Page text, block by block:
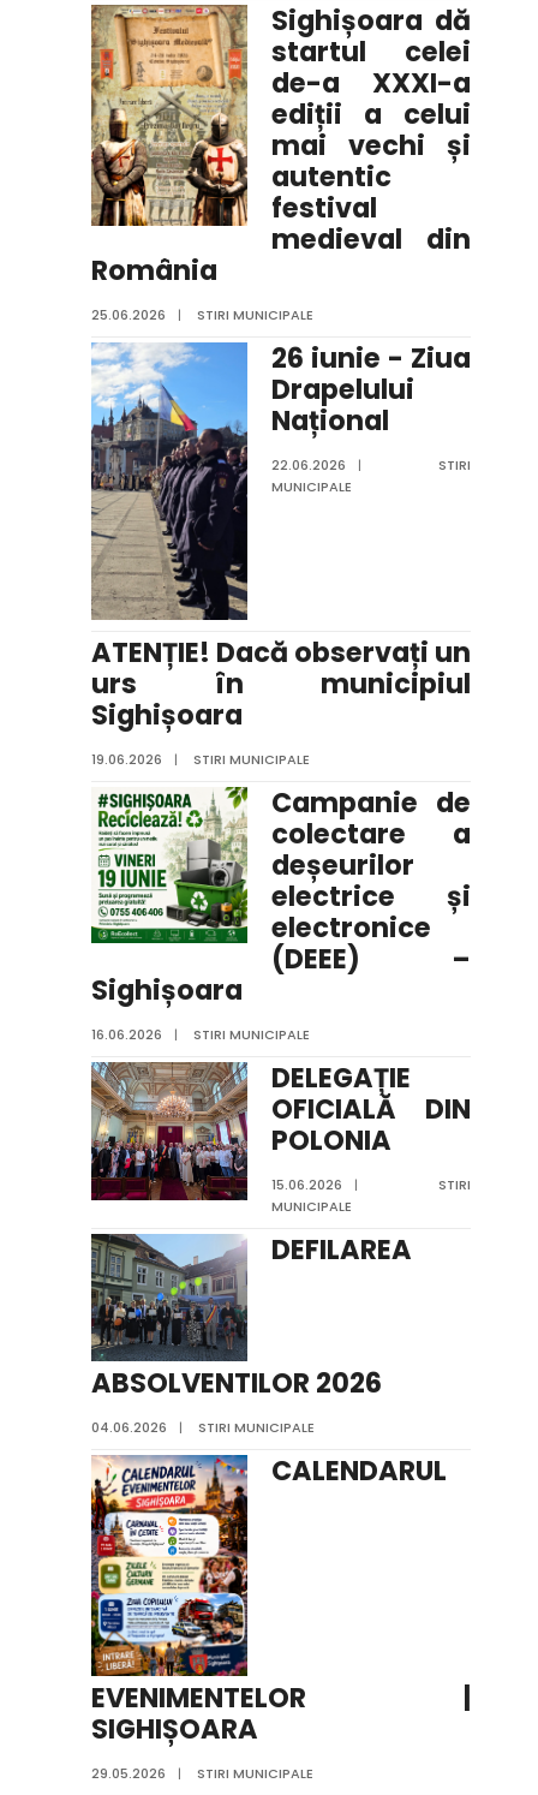
Sighișoara dă
startul celei
de-a XXXI-a
ediții a celui
mai vechi și
autentic
festival
medieval din
România
25.06.2026 | STIRI MUNICIPALE
26 iunie - Ziua
Drapelului
Național
22.06.2026 |
STIRI
MUNICIPALE
ATENȚIE! Dacă observați un
urs în municipiul
Sighișoara
19.06.2026 | STIRI MUNICIPALE
Campanie de
colectare a
deșeurilor
electrice și
electronice
(DEEE) –
Sighișoara
16.06.2026 | STIRI MUNICIPALE
DELEGAȚIE
OFICIALĂ DIN
POLONIA
15.06.2026 |
STIRI
MUNICIPALE
DEFILAREA
ABSOLVENTILOR 2026
04.06.2026 | STIRI MUNICIPALE
CALENDARUL
EVENIMENTELOR |
SIGHIȘOARA
29.05.2026 | STIRI MUNICIPALE